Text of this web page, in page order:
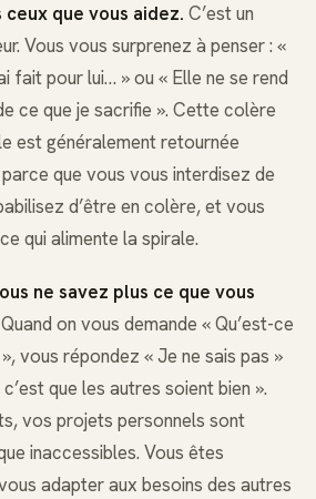
que vous aidez. C’est un
Vous vous surprenez à penser : «
fait pour lui… » ou « Elle ne se rend
ce que je sacrifie ». Cette colère
est généralement retournée
que vous vous interdisez de
d’être en colère, et vous
qui alimente la spirale.
ne savez plus ce que vous
Quand on vous demande « Qu’est-ce
vous répondez « Je ne sais pas »
que les autres soient bien ».
vos projets personnels sont
inaccessibles. Vous êtes
adapter aux besoins des autres